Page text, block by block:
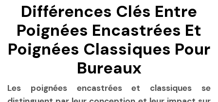
Différences Clés Entre
Poignées Encastrées Et
Poignées Classiques Pour
Bureaux
Les poignées encastrées et classiques se